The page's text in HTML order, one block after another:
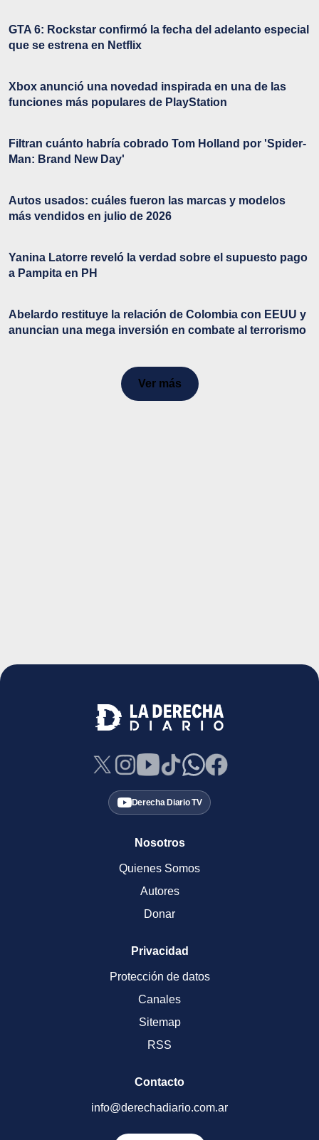
GTA 6: Rockstar confirmó la fecha del adelanto especial
que se estrena en Netflix
Xbox anunció una novedad inspirada en una de las
funciones más populares de PlayStation
Filtran cuánto habría cobrado Tom Holland por 'Spider-
Man: Brand New Day'
Autos usados: cuáles fueron las marcas y modelos
más vendidos en julio de 2026
Yanina Latorre reveló la verdad sobre el supuesto pago
a Pampita en PH
Abelardo restituye la relación de Colombia con EEUU y
anuncian una mega inversión en combate al terrorismo
Ver más
Derecha Diario TV
Nosotros
Quienes Somos
Autores
Donar
Privacidad
Protección de datos
Canales
Sitemap
RSS
Contacto
info@derechadiario.com.ar